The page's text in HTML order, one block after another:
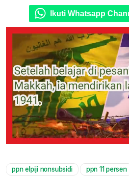
Ikuti Whatsapp
ppn elpiji nonsubsidi ppn 11 persen